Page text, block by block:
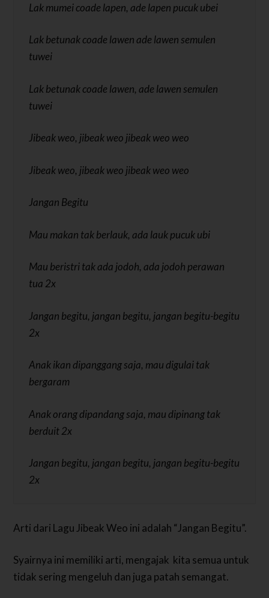
Lak mumei coade lapen, ade lapen pucuk ubei
Lak betunak coade lawen ade lawen semulen
tuwei
Lak betunak coade lawen, ade lawen semulen
tuwei
Jibeak weo, jibeak weo jibeak weo weo
Jibeak weo, jibeak weo jibeak weo weo
Jangan Begitu
Mau makan tak berlauk, ada lauk pucuk ubi
Mau beristri tak ada jodoh, ada jodoh perawan
tua 2x
Jangan begitu, jangan begitu, jangan begitu-begitu
2x
Anak ikan dipanggang saja, mau digulai tak
bergaram
Anak orang dipandang saja, mau dipinang tak
berduit 2x
Jangan begitu, jangan begitu, jangan begitu-begitu
2x
Arti dari Lagu Jibeak Weo ini adalah “Jangan Begitu”.
Syairnya ini memiliki arti, mengajak kita semua untuk
tidak sering mengeluh dan juga patah semangat.